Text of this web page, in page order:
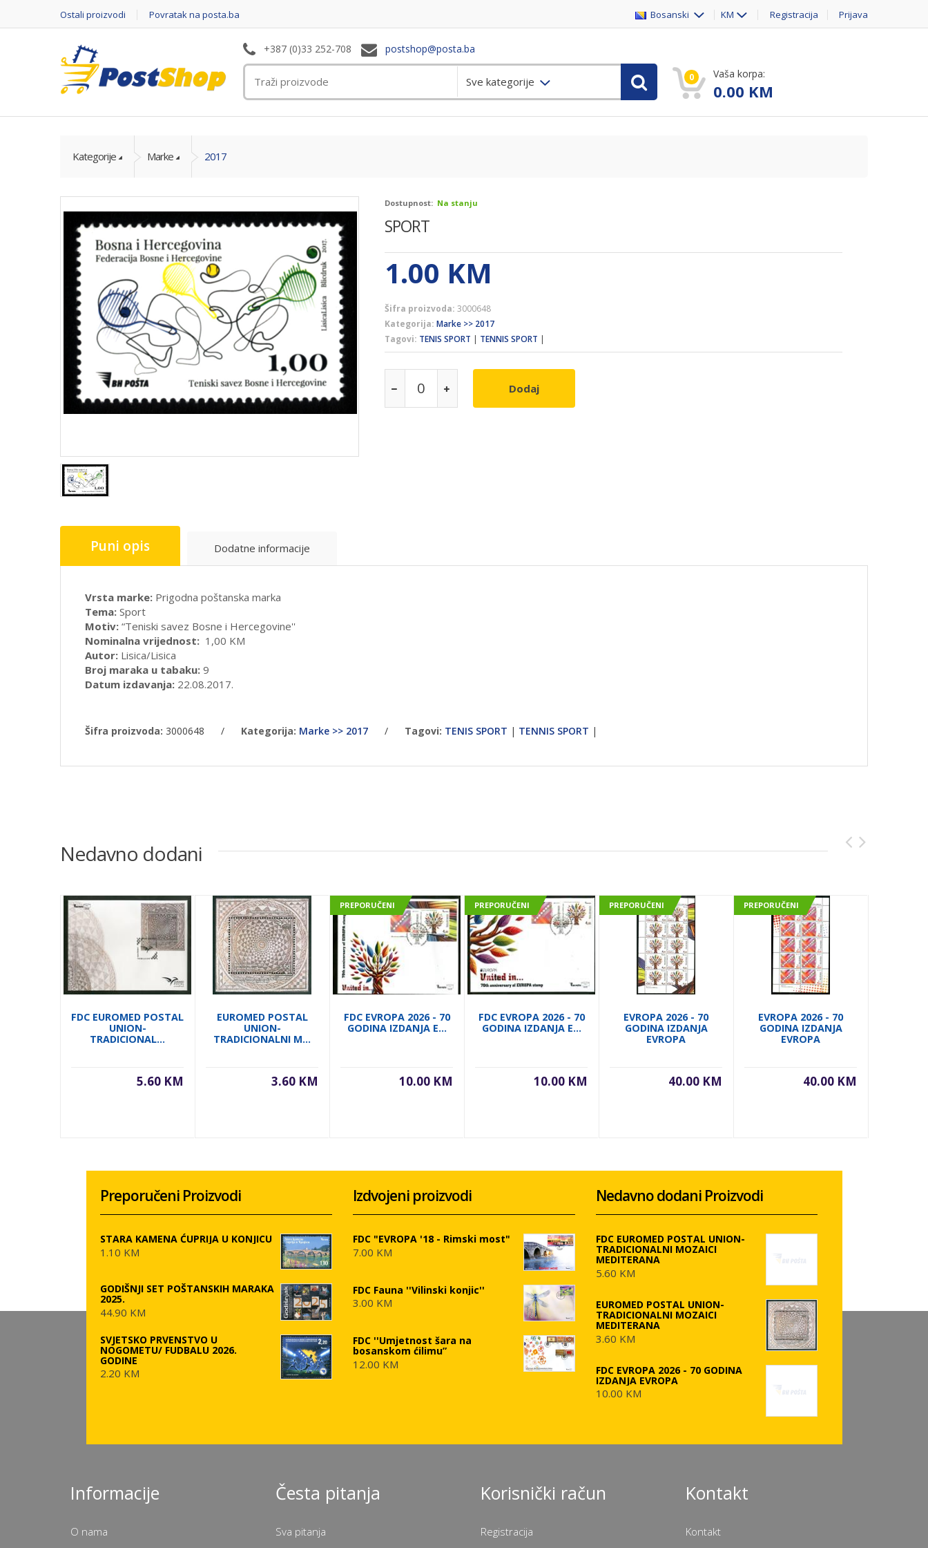
Ostali proizvodi Povratak na posta.ba Bosanski KM Registracija Prijava
+387 (0)33 252-708 postshop@posta.ba
Sve kategorije 0 Vaša korpa:
0.00 KM
Kategorije Marke 2017
Dostupnost: Na stanju
SPORT
1.00 KM
Šifra proizvoda: 3000648
Kategorija: Marke >> 2017
Tagovi: TENIS SPORT | TENNIS SPORT |
Dodaj
Puni opis Dodatne informacije
Vrsta marke: Prigodna poštanska marka
Tema: Sport
Motiv: “Teniski savez Bosne i Hercegovine''
Nominalna vrijednost: 1,00 KM
Autor: Lisica/Lisica
Broj maraka u tabaku: 9
Datum izdavanja: 22.08.2017.
Šifra proizvoda: 3000648 / Kategorija: Marke >> 2017 / Tagovi: TENIS SPORT | TENNIS SPORT |
Nedavno dodani
FDC EUROMED POSTAL
UNION-
TRADICIONAL...
5.60 KM
EUROMED POSTAL
UNION-
TRADICIONALNI M...
3.60 KM
PREPORUČENI
FDC EVROPA 2026 - 70
GODINA IZDANJA E...
10.00 KM
PREPORUČENI
FDC EVROPA 2026 - 70
GODINA IZDANJA E...
10.00 KM
PREPORUČENI
EVROPA 2026 - 70
GODINA IZDANJA
EVROPA
40.00 KM
PREPORUČENI
EVROPA 2026 - 70
GODINA IZDANJA
EVROPA
40.00 KM
Preporučeni Proizvodi
STARA KAMENA ĆUPRIJA U KONJICU
1.10 KM
GODIŠNJI SET POŠTANSKIH MARAKA
2025.
44.90 KM
SVJETSKO PRVENSTVO U
NOGOMETU/ FUDBALU 2026.
GODINE
2.20 KM
Izdvojeni proizvodi
FDC "EVROPA '18 - Rimski most"
7.00 KM
FDC Fauna ''Vilinski konjic''
3.00 KM
FDC ''Umjetnost šara na
bosanskom ćilimu”
12.00 KM
Nedavno dodani Proizvodi
FDC EUROMED POSTAL UNION-
TRADICIONALNI MOZAICI
MEDITERANA
5.60 KM
EUROMED POSTAL UNION-
TRADICIONALNI MOZAICI
MEDITERANA
3.60 KM
FDC EVROPA 2026 - 70 GODINA
IZDANJA EVROPA
10.00 KM
Informacije
O nama
Česta pitanja
Sva pitanja
Korisnički račun
Registracija
Kontakt
Kontakt